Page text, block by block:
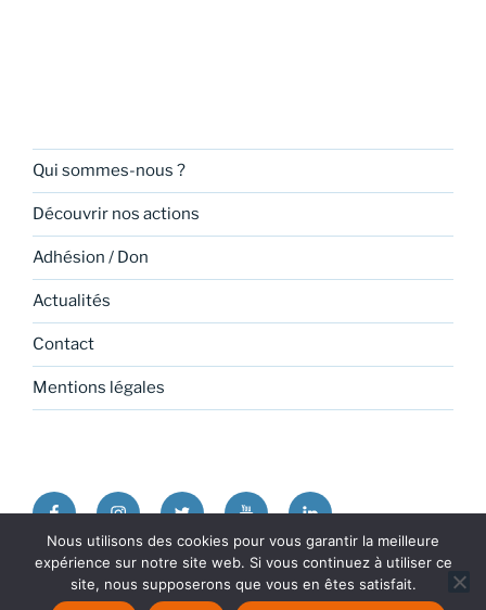
Qui sommes-nous ?
Découvrir nos actions
Adhésion / Don
Actualités
Contact
Mentions légales
FacebookInstagramTwitter YoutubeLinkedin
Politique de confidentialité
Fièrement propulsé par
WordPress
Nous utilisons des cookies pour vous garantir la meilleure
expérience sur notre site web. Si vous continuez à utiliser ce
site, nous supposerons que vous en êtes satisfait.